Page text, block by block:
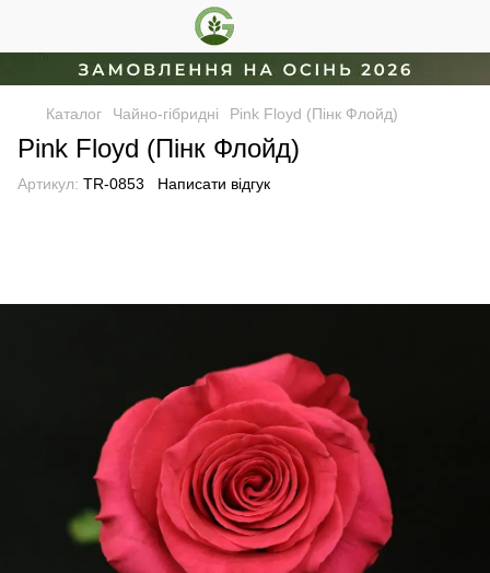
Каталог Чайно-гібридні Pink Floyd (Пінк Флойд)
Pink Floyd (Пінк Флойд)
Артикул: TR-0853 Написати відгук